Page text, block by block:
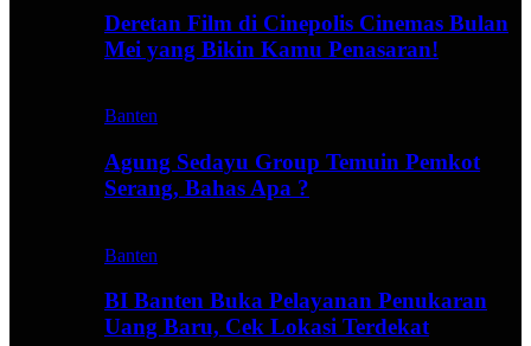
Deretan Film di Cinepolis Cinemas Bulan
Mei yang Bikin Kamu Penasaran!
Banten
Agung Sedayu Group Temuin Pemkot
Serang, Bahas Apa ?
Banten
BI Banten Buka Pelayanan Penukaran
Uang Baru, Cek Lokasi Terdekat